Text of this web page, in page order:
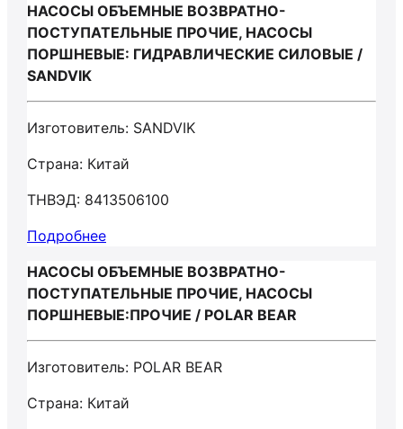
НАСОСЫ ОБЪЕМНЫЕ ВОЗВРАТНО-
ПОСТУПАТЕЛЬНЫЕ ПРОЧИЕ, НАСОСЫ
ПОРШНЕВЫЕ: ГИДРАВЛИЧЕСКИЕ СИЛОВЫЕ /
SANDVIK
Изготовитель: SANDVIK
Страна: Китай
ТНВЭД: 8413506100
Подробнее
НАСОСЫ ОБЪЕМНЫЕ ВОЗВРАТНО-
ПОСТУПАТЕЛЬНЫЕ ПРОЧИЕ, НАСОСЫ
ПОРШНЕВЫЕ:ПРОЧИЕ / POLAR BEAR
Изготовитель: POLAR BEAR
Страна: Китай